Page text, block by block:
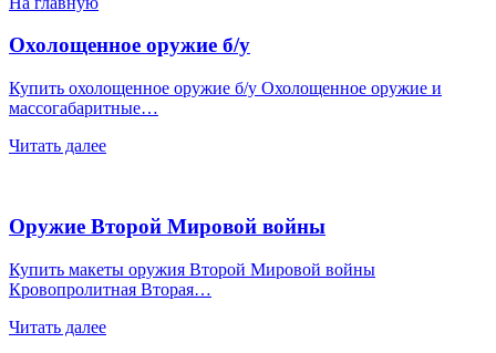
Охолощенное оружие б/у
Купить охолощенное оружие б/у Охолощенное оружие и
массогабаритные…
Читать далее
Оружие Второй Мировой войны
Купить макеты оружия Второй Мировой войны
Кровопролитная Вторая…
Читать далее